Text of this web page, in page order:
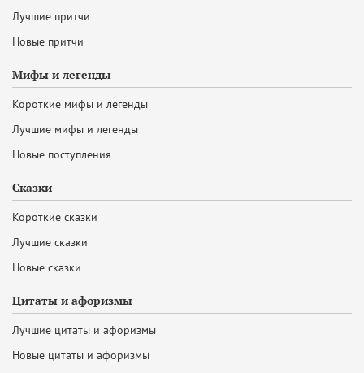
Лучшие притчи
Новые притчи
Мифы и легенды
Короткие мифы и легенды
Лучшие мифы и легенды
Новые поступления
Сказки
Короткие сказки
Лучшие сказки
Новые сказки
Цитаты и афоризмы
Лучшие цитаты и афоризмы
Новые цитаты и афоризмы